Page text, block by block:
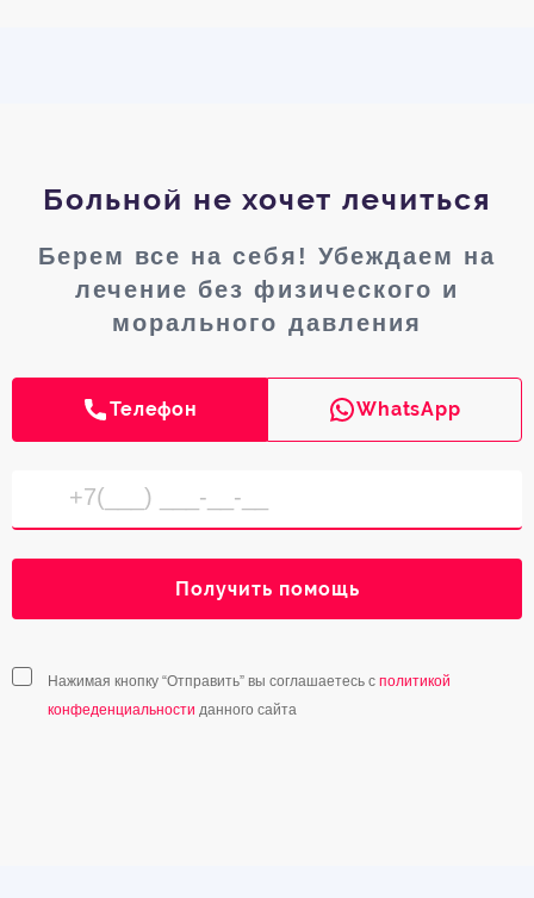
Больной не хочет лечиться
Берем все на себя! Убеждаем на
лечение без физического и
морального давления
Телефон WhatsApp
Получить помощь
Нажимая кнопку “Отправить” вы соглашаетесь с политикой
конфеденциальности данного сайта